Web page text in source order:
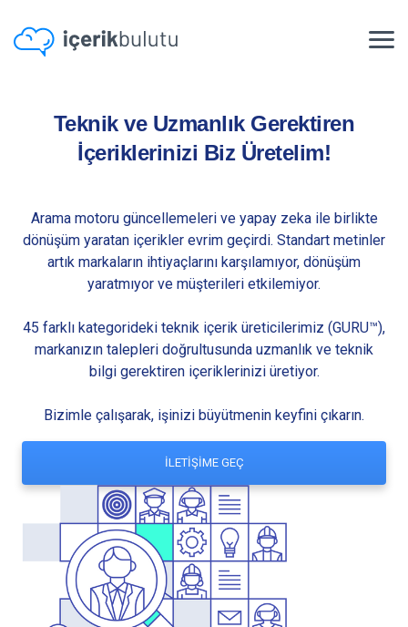
Teknik ve Uzmanlık Gerektiren
İçeriklerinizi Biz Üretelim!
Arama motoru güncellemeleri ve yapay zeka ile birlikte
dönüşüm yaratan içerikler evrim geçirdi. Standart metinler
artık markaların ihtiyaçlarını karşılamıyor, dönüşüm
yaratmıyor ve müşterileri etkilemiyor.
45 farklı kategorideki teknik içerik üreticilerimiz (GURU™),
markanızın talepleri doğrultusunda uzmanlık ve teknik
bilgi gerektiren içeriklerinizi üretiyor.
Bizimle çalışarak, işinizi büyütmenin keyfini çıkarın.
İLETİŞİME GEÇ